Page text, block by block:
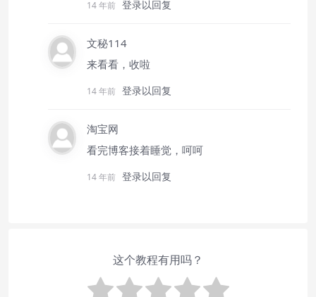
14 年前 登录以回复
文秘114
来看看，收啦
14 年前 登录以回复
淘宝网
看完博客接着睡觉，呵呵
14 年前 登录以回复
这个教程有用吗？